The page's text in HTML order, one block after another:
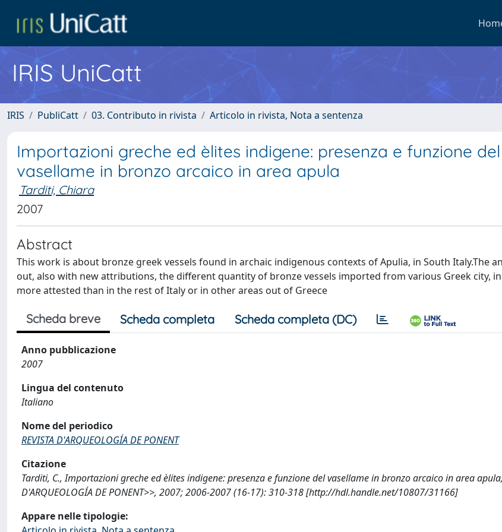
IRIS UniCatt
IRIS PubliCatt 03. Contributo in rivista Articolo in rivista, Nota a sentenza
Importazioni greche ed èlites indigene: presenza e funzione del
vasellame in bronzo arcaico in area apula
Tarditi, Chiara
2007
Abstract
This work is about bronze greek vessels found in archaic indigenous contexts of Apulia, in South Italy.The
out, also with new attributions, the different quantity of bronze vessels imported from various Greek city,
more attested than in the rest of Italy or in other areas out of Greece
Scheda breve Scheda completa Scheda completa (DC)
Anno pubblicazione
2007
Lingua del contenuto
Italiano
Nome del periodico
REVISTA D'ARQUEOLOGÍA DE PONENT
Citazione
Tarditi, C., Importazioni greche ed èlites indigene: presenza e funzione del vasellame in bronzo arcaico in area apula,
D'ARQUEOLOGÍA DE PONENT>>, 2007; 2006-2007 (16-17): 310-318 [http://hdl.handle.net/10807/31166]
Appare nelle tipologie: